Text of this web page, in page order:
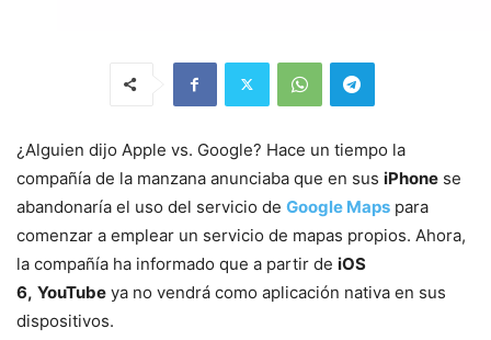
¿Alguien dijo Apple vs. Google? Hace un tiempo la
compañía de la manzana anunciaba que en sus iPhone se
abandonaría el uso del servicio de Google Maps para
comenzar a emplear un servicio de mapas propios. Ahora,
la compañía ha informado que a partir de iOS
6, YouTube ya no vendrá como aplicación nativa en sus
dispositivos.